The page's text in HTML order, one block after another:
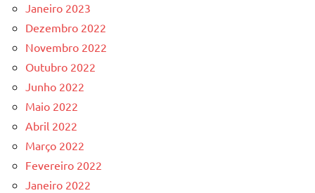
Janeiro 2023
Dezembro 2022
Novembro 2022
Outubro 2022
Junho 2022
Maio 2022
Abril 2022
Março 2022
Fevereiro 2022
Janeiro 2022